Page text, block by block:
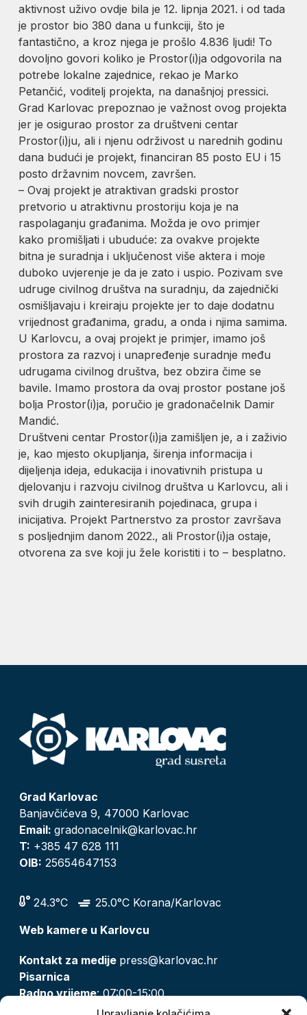
aktivnost uživo ovdje bila je 12. lipnja 2021. i od tada
je prostor bio 380 dana u funkciji, što je
fantastično, a kroz njega je prošlo 4.836 ljudi! To
dovoljno govori koliko je Prostor(i)ja odgovorila na
potrebe lokalne zajednice, rekao je Marko
Petančić, voditelj projekta, na današnjoj pressici.
Grad Karlovac prepoznao je važnost ovog projekta
jer je osigurao prostor za društveni centar
Prostor(i)ju, ali i njenu održivost u narednih godinu
dana budući je projekt, financiran 85 posto EU i 15
posto državnim novcem, završen.
– Ovaj projekt je atraktivan gradski prostor
pretvorio u atraktivnu prostoriju koja je na
raspolaganju građanima. Možda je ovo primjer
kako promišljati i ubuduće: za ovakve projekte
bitna je suradnja i uključenost više aktera i moje
duboko uvjerenje je da je zato i uspio. Pozivam sve
udruge civilnog društva na suradnju, da zajednički
osmišljavaju i kreiraju projekte jer to daje dodatnu
vrijednost građanima, gradu, a onda i njima samima.
U Karlovcu, a ovaj projekt je primjer, imamo još
prostora za razvoj i unapređenje suradnje među
udrugama civilnog društva, bez obzira čime se
bavile. Imamo prostora da ovaj prostor postane još
bolja Prostor(i)ja, poručio je gradonačelnik Damir
Mandić.
Društveni centar Prostor(i)ja zamišljen je, a i zaživio
je, kao mjesto okupljanja, širenja informacija i
dijeljenja ideja, edukacija i inovativnih pristupa u
djelovanju i razvoju civilnog društva u Karlovcu, ali i
svih drugih zainteresiranih pojedinaca, grupa i
inicijativa. Projekt Partnerstvo za prostor završava
s posljednjim danom 2022., ali Prostor(i)ja ostaje,
otvorena za sve koji ju žele koristiti i to – besplatno.
Grad Karlovac
Banjavčićeva 9, 47000 Karlovac
Email: gradonacelnik@karlovac.hr
T: +385 47 628 111
OIB: 25654647153
24.3°C
25.0°C Korana/Karlovac
Web kamere u Karlovcu
Kontakt za medije press@karlovac.hr
Pisarnica
Radno vrijeme: 07:00-15:00
pisarnica@karlovac.hr